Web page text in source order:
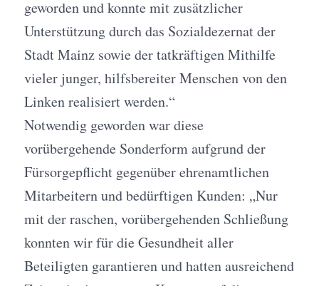
geworden und konnte mit zusätzlicher
Unterstützung durch das Sozialdezernat der
Stadt Mainz sowie der tatkräftigen Mithilfe
vieler junger, hilfsbereiter Menschen von den
Linken realisiert werden.“
Notwendig geworden war diese
vorübergehende Sonderform aufgrund der
Fürsorgepflicht gegenüber ehrenamtlichen
Mitarbeitern und bedürftigen Kunden: „Nur
mit der raschen, vorübergehenden Schließung
konnten wir für die Gesundheit aller
Beteiligten garantieren und hatten ausreichend